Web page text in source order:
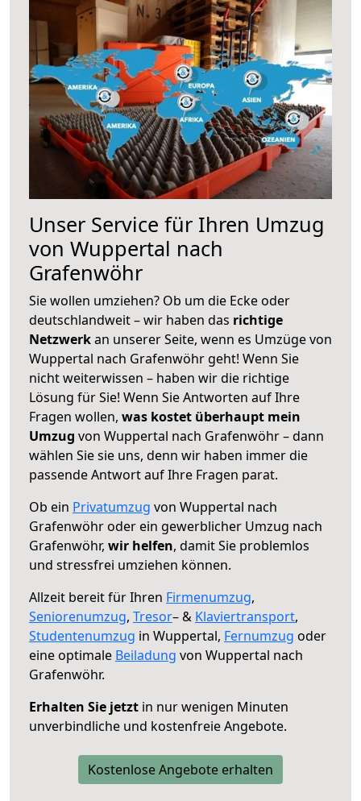
Unser Service für Ihren Umzug
von Wuppertal nach
Grafenwöhr
Sie wollen umziehen? Ob um die Ecke oder
deutschlandweit – wir haben das richtige
Netzwerkan unserer Seite, wenn es Umzüge von
Wuppertal nach Grafenwöhr geht! Wenn Sie
nicht weiterwissen – haben wir die richtige
Lösung für Sie! Wenn Sie Antworten auf Ihre
Fragen wollen, was kostet überhaupt mein
Umzug von Wuppertal nach Grafenwöhr – dann
wählen Sie sie uns, denn wir haben immer die
passende Antwort auf Ihre Fragen parat.
Ob ein Privatumzug von Wuppertal nach
Grafenwöhr oder ein gewerblicher Umzug nach
Grafenwöhr, wir helfen, damit Sie problemlos
und stressfrei umziehen können.
Allzeit bereit für Ihren Firmenumzug,
Seniorenumzug, Tresor– & Klaviertransport,
Studentenumzug in Wuppertal, Fernumzug oder
eine optimale Beiladung von Wuppertal nach
Grafenwöhr.
Erhalten Sie jetzt in nur wenigen Minuten
unverbindliche und kostenfreie Angebote.
Kostenlose Angebote erhalten